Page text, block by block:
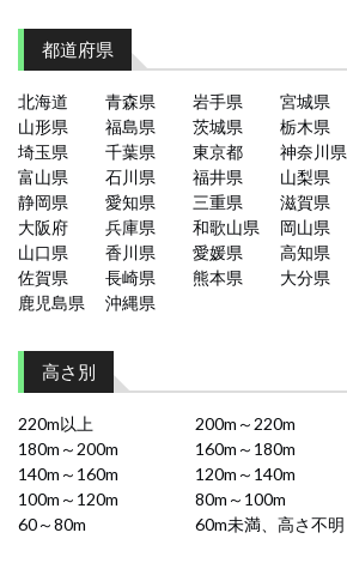
都道府県
北海道 青森県 岩手県 宮城県
山形県
福島県 茨城県 栃木県
埼玉県
千葉県 東京都 神奈川県
富山県
石川県 福井県 山梨県
静岡県
愛知県 三重県 滋賀県
大阪府
兵庫県 和歌山県 岡山県
山口県
香川県 愛媛県 高知県
佐賀県
長崎県 熊本県 大分県
鹿児島県
沖縄県
高さ別
220m以上
200m～220m
180m～200m
160m～180m
140m～160m
120m～140m
100m～120m
80m～100m
60～80m
60m未満、高さ不明